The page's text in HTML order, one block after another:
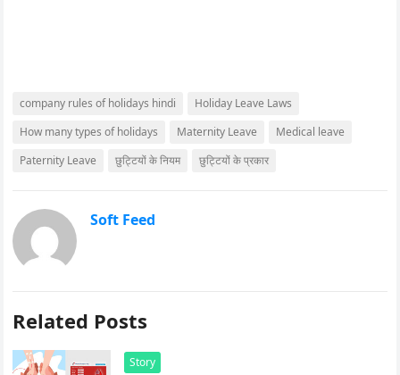
company rules of holidays hindi
Holiday Leave Laws
How many types of holidays
Maternity Leave
Medical leave
Paternity Leave
छुट्टियों के नियम छुट्टियों के प्रकार
Soft Feed
Related Posts
Story